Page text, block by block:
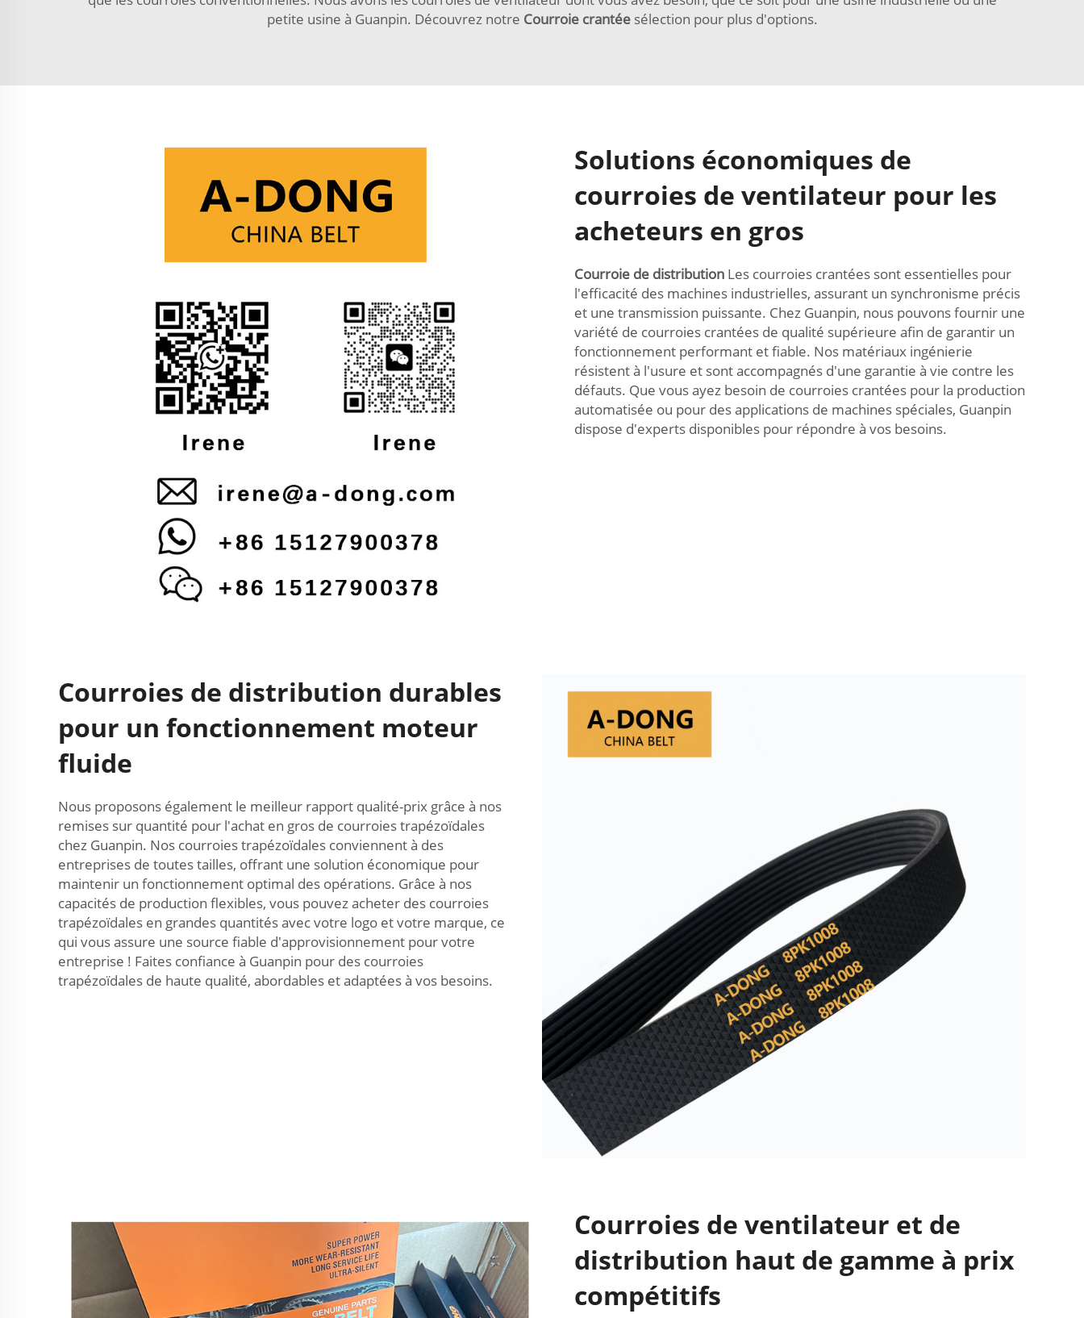
petite usine à Guanpin. Découvrez notre Courroie crantée sélection pour plus d'options.
Solutions économiques de
courroies de ventilateur pour les
acheteurs en gros
Courroie de distribution Les courroies crantées sont essentielles pour
l'efficacité des machines industrielles, assurant un synchronisme précis
et une transmission puissante. Chez Guanpin, nous pouvons fournir une
variété de courroies crantées de qualité supérieure afin de garantir un
fonctionnement performant et fiable. Nos matériaux ingénierie
résistent à l'usure et sont accompagnés d'une garantie à vie contre les
défauts. Que vous ayez besoin de courroies crantées pour la production
automatisée ou pour des applications de machines spéciales, Guanpin
dispose d'experts disponibles pour répondre à vos besoins.
Courroies de distribution durables
pour un fonctionnement moteur
fluide
Nous proposons également le meilleur rapport qualité-prix grâce à nos
remises sur quantité pour l'achat en gros de courroies trapézoïdales
chez Guanpin. Nos courroies trapézoïdales conviennent à des
entreprises de toutes tailles, offrant une solution économique pour
maintenir un fonctionnement optimal des opérations. Grâce à nos
capacités de production flexibles, vous pouvez acheter des courroies
trapézoïdales en grandes quantités avec votre logo et votre marque, ce
qui vous assure une source fiable d'approvisionnement pour votre
entreprise ! Faites confiance à Guanpin pour des courroies
trapézoïdales de haute qualité, abordables et adaptées à vos besoins.
Courroies de ventilateur et de
distribution haut de gamme à prix
compétitifs